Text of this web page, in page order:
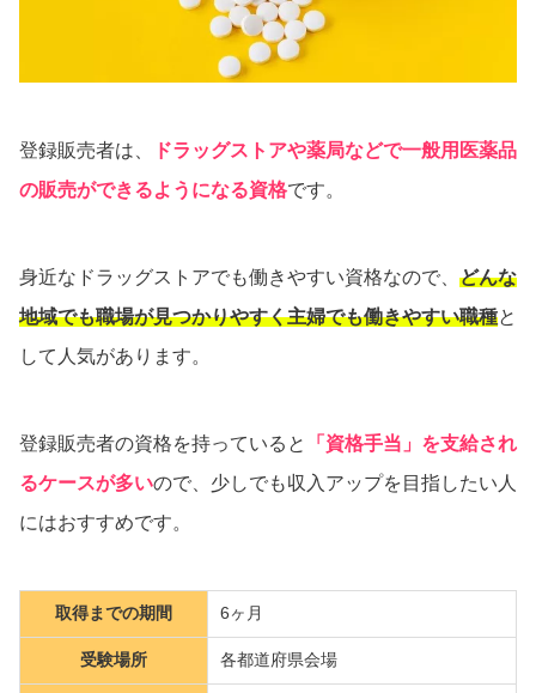
登録販売者は、
ドラッグストアや薬局などで一般用医薬品
の販売ができるようになる資格です。
身近なドラッグストアでも働きやすい資格なので、 どんな
地域でも職場が見つかりやすく主婦でも働きやすい職種と
して人気があります。
登録販売者の資格を持っていると
「資格手当」を支給され
るケースが多いので、少しでも収入アップを目指したい人
にはおすすめです。
取得までの期間 6ヶ月
受験場所 各都道府県会場